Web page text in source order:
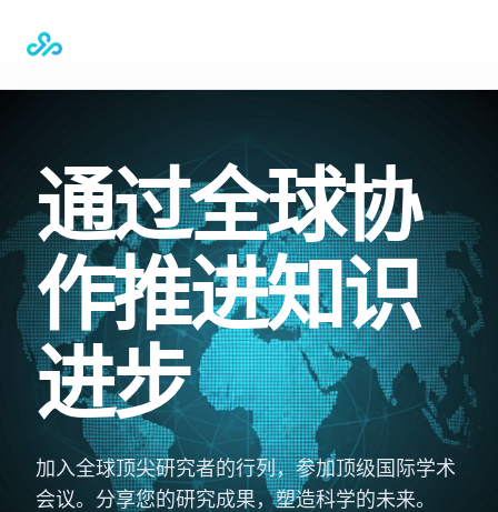
通过全球协
作推进知识
进步
加入全球顶尖研究者的行列，参加顶级国际学术
会议。分享您的研究成果，塑造科学的未来。